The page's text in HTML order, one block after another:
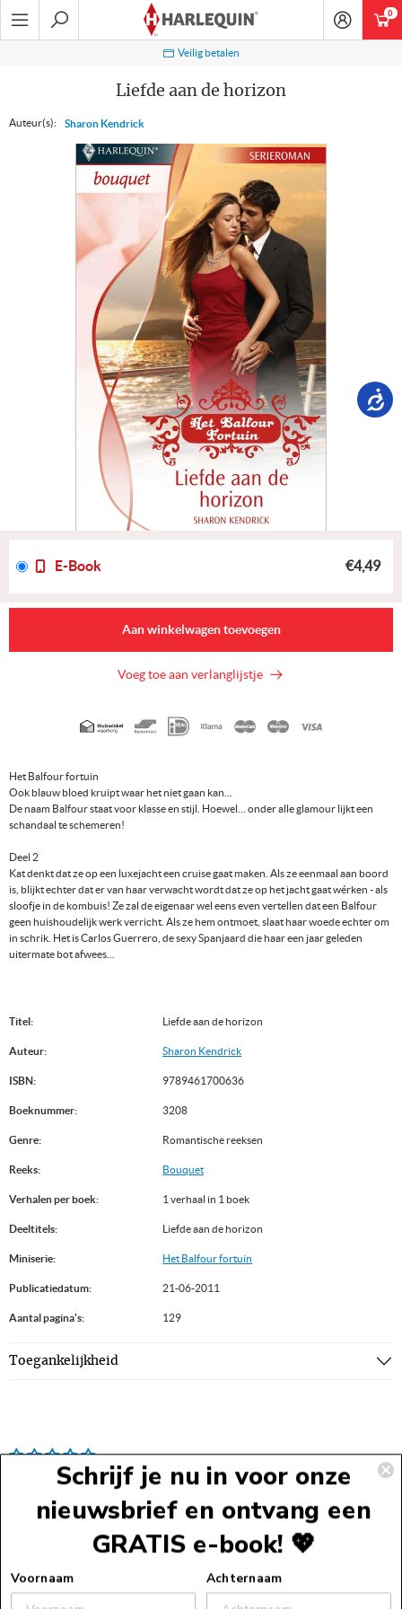
Ga
naar
Veilig betalen
Liefde aan de horizon
Auteur(s): Sharon Kendrick
Het Balfour fortuin
Ook blauw bloed kruipt waar het niet gaan kan...
De naam Balfour staat voor klasse en stijl. Hoewel... onder alle glamour lijkt een
schandaal te schemeren!
Deel 2
Kat denkt dat ze op een luxejacht een cruise gaat maken. Als ze eenmaal aan boord
is, blijkt echter dat er van haar verwacht wordt dat ze op het jacht gaat wérken - als
sloofje in de kombuis! Ze zal de eigenaar wel eens even vertellen dat een Balfour
geen huishoudelijk werk verricht. Als ze hem ontmoet, slaat haar woede echter om
in schrik. Het is Carlos Guerrero, de sexy Spanjaard die haar een jaar geleden
uitermate bot afwees...
Titel: Liefde aan de horizon
Auteur: Sharon Kendrick
ISBN: 9789461700636
Boeknummer: 3208
Genre: Romantische reeksen
Reeks: Bouquet
Verhalen per boek: 1 verhaal in 1 boek
Deeltitels: Liefde aan de horizon
Miniserie: Het Balfour fortuin
Publicatiedatum: 21-06-2011
Aantal pagina's: 129
Toegankelijkheid
E-Book €4,49
Aan winkelwagen toevoegen
Voeg toe aan verlanglijstje
Geaccepteerde
0
Schrijf je nu in voor onze
nieuwsbrief en ontvang een
GRATIS e-book! 💖
Voornaam Achternaam